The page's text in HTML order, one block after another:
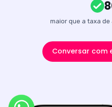
maior que a taxa
Conversar com